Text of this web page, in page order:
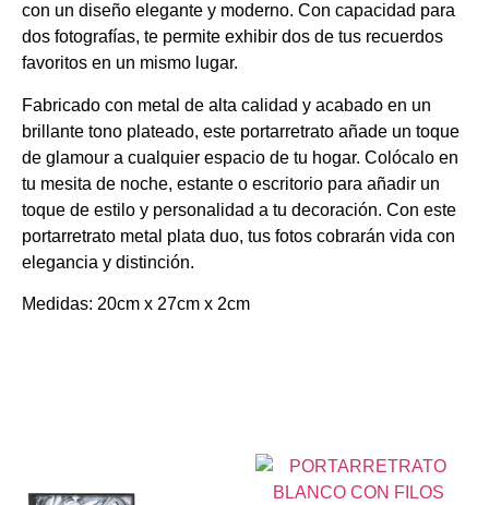
con un diseño elegante y moderno. Con capacidad para
dos fotografías, te permite exhibir dos de tus recuerdos
favoritos en un mismo lugar.
Fabricado con metal de alta calidad y acabado en un
brillante tono plateado, este portarretrato añade un toque
de glamour a cualquier espacio de tu hogar. Colócalo en
tu mesita de noche, estante o escritorio para añadir un
toque de estilo y personalidad a tu decoración. Con este
portarretrato metal plata duo, tus fotos cobrarán vida con
elegancia y distinción.
Medidas: 20cm x 27cm x 2cm